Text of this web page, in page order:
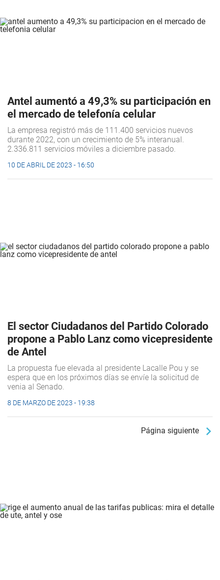
Antel aumentó a 49,3% su participación en
el mercado de telefonía celular
La empresa registró más de 111.400 servicios nuevos
durante 2022, con un crecimiento de 5% interanual.
2.336.811 servicios móviles a diciembre pasado.
10 DE ABRIL DE 2023 - 16:50
El sector Ciudadanos del Partido Colorado
propone a Pablo Lanz como vicepresidente
de Antel
La propuesta fue elevada al presidente Lacalle Pou y se
espera que en los próximos días se envíe la solicitud de
venia al Senado.
8 DE MARZO DE 2023 - 19:38
Página siguiente